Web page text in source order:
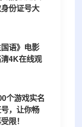
份证号大
国语》电影
4K在线观
个游戏实名
，让你畅
限！